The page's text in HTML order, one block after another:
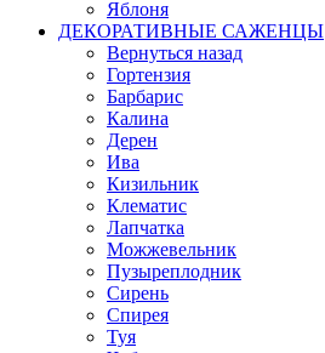
Яблоня
ДЕКОРАТИВНЫЕ САЖЕНЦЫ
Вернуться назад
Гортензия
Барбарис
Калина
Дерен
Ива
Кизильник
Клематис
Лапчатка
Можжевельник
Пузыреплодник
Сирень
Спирея
Туя